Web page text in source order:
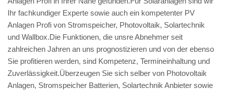
Ihr fachkundiger Experte sowie auch ein kompetenter PV
Anlagen Profi von Stromspeicher, Photovoltaik, Solartechnik
und Wallbox.Die Funktionen, die unsre Abnehmer seit
zahlreichen Jahren an uns prognostizieren und von der ebenso
Sie profitieren werden, sind Kompetenz, Termineinhaltung und
Zuverlässigkeit.Überzeugen Sie sich selber von Photovoltaik
Anlagen, Stromspeicher Batterien, Solartechnik Anbieter sowie